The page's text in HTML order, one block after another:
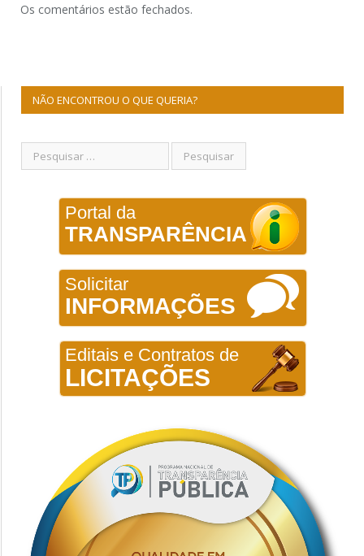
Os comentários estão fechados.
NÃO ENCONTROU O QUE QUERIA?
Portal da
TRANSPARÊNCIA
Solicitar
INFORMAÇÕES
Editais e Contratos de
LICITAÇÕES